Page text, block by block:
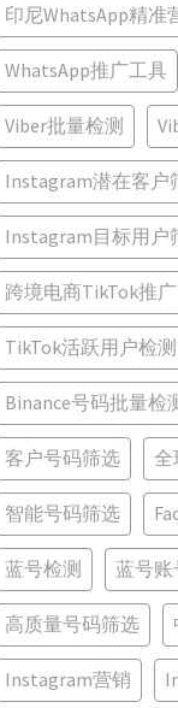
印尼WhatsApp精准
WhatsApp推广工具
Viber批量检测
Instagram潜在客户
Instagram目标用户
跨境电商TikTok推广
TikTok活跃用户检测
Binance号码批量检
客户号码筛选 全
智能号码筛选
蓝号检测 蓝号账
高质量号码筛选
Instagram营销